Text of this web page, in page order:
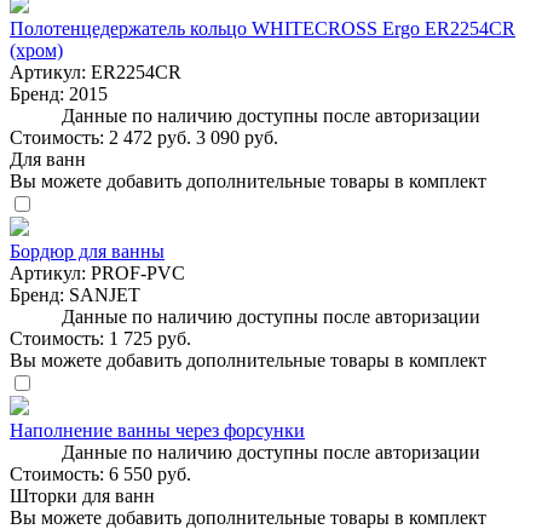
Полотенцедержатель кольцо WHITECROSS Ergo ER2254CR
(хром)
Артикул: ER2254CR
Бренд: 2015
Данные по наличию доступны после авторизации
Стоимость: 2 472 руб. 3 090 руб.
Для ванн
Вы можете добавить дополнительные товары в комплект
Бордюр для ванны
Артикул: PROF-PVC
Бренд: SANJET
Данные по наличию доступны после авторизации
Стоимость: 1 725 руб.
Вы можете добавить дополнительные товары в комплект
Наполнение ванны через форсунки
Данные по наличию доступны после авторизации
Стоимость: 6 550 руб.
Шторки для ванн
Вы можете добавить дополнительные товары в комплект